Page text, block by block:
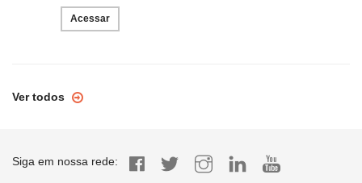
Acessar
Ver todos
Siga em nossa rede: